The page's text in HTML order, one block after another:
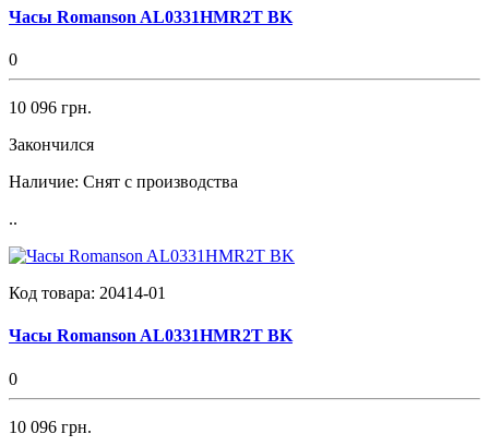
Часы Romanson AL0331HMR2T BK
0
10 096 грн.
Закончился
Наличие: Снят с производства
..
Код товара: 20414-01
Часы Romanson AL0331HMR2T BK
0
10 096 грн.